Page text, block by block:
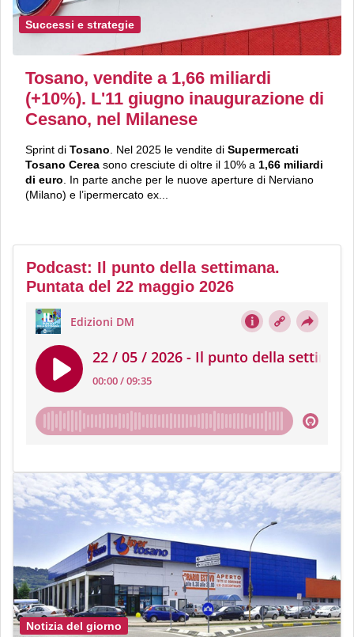
Successi e strategie
Tosano, vendite a 1,66 miliardi
(+10%). L'11 giugno inaugurazione di
Cesano, nel Milanese
Sprint di Tosano . Nel 2025 le vendite di Supermercati
Tosano Cerea sono cresciute di oltre il 10% a 1,66 miliardi
di euro . In parte anche per le nuove aperture di Nerviano
(Milano) e l’ipermercato ex...
Podcast: Il punto della settimana.
Puntata del 22 maggio 2026
Notizia del giorno